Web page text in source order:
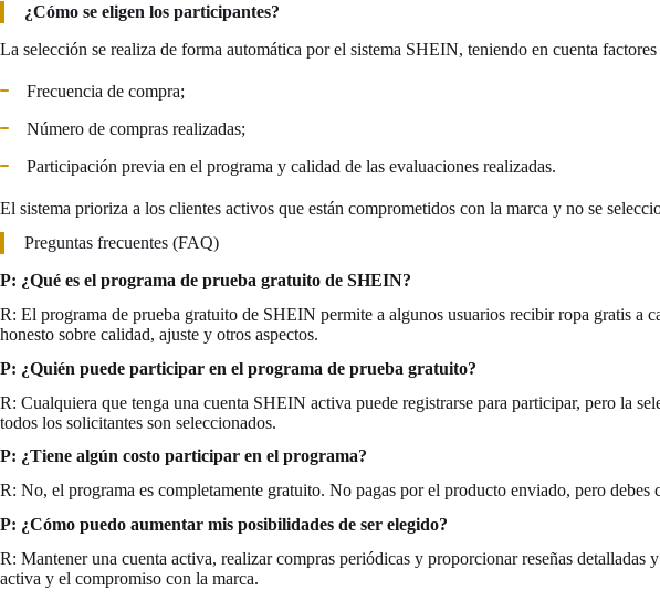
¿Cómo se eligen los participantes?
La selección se realiza de forma automática por el sistema SHEIN, teniendo en cuenta
Frecuencia de compra;
Número de compras realizadas;
Participación previa en el programa y calidad de las evaluaciones realizadas.
El sistema prioriza a los clientes activos que están comprometidos con la marca y no se
Preguntas frecuentes (FAQ)
P: ¿Qué es el programa de prueba gratuito de SHEIN?
R: El programa de prueba gratuito de SHEIN permite a algunos usuarios recibir ropa gratis a
honesto sobre calidad, ajuste y otros aspectos.
P: ¿Quién puede participar en el programa de prueba gratuito?
R: Cualquiera que tenga una cuenta SHEIN activa puede registrarse para participar, pero la
todos los solicitantes son seleccionados.
P: ¿Tiene algún costo participar en el programa?
R: No, el programa es completamente gratuito. No pagas por el producto enviado, pero
P: ¿Cómo puedo aumentar mis posibilidades de ser elegido?
R: Mantener una cuenta activa, realizar compras periódicas y proporcionar reseñas
activa y el compromiso con la marca.